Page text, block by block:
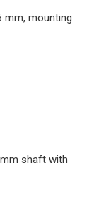
mm, mounting
shaft with